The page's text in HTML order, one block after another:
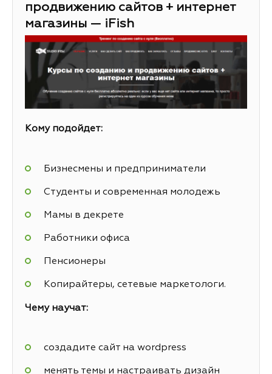
продвижению сайтов + интернет
магазины — iFish
Кому подойдет:
Бизнесмены и предприниматели
Студенты и современная молодежь
Мамы в декрете
Работники офиса
Пенсионеры
Копирайтеры, сетевые маркетологи.
Чему научат:
создадите сайт на wordpress
менять темы и настраивать дизайн